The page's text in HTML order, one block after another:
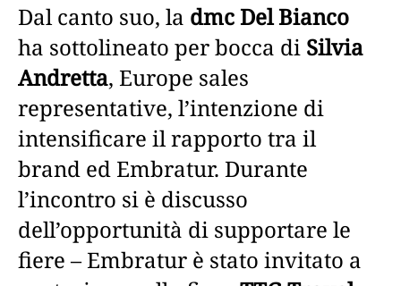
Dal canto suo, la dmc Del Bianco
ha sottolineato per bocca di Silvia
Andretta, Europe sales
representative, l’intenzione di
intensificare il rapporto tra il
brand ed Embratur. Durante
l’incontro si è discusso
dell’opportunità di supportare le
fiere – Embratur è stato invitato a